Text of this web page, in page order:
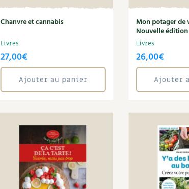
Chanvre et cannabis
Livres
27,00€
Ajouter au panier
Mon potager de
Nouvelle
Livres
26,00€
Ajouter